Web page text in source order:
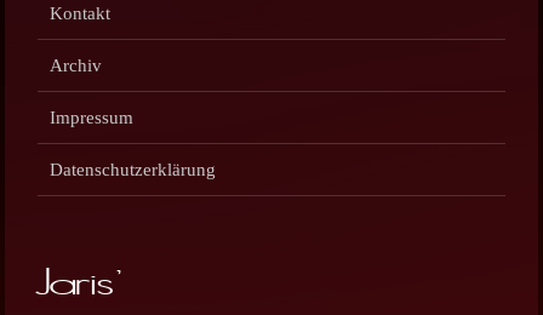
Kontakt
Archiv
Impressum
Datenschutzerklärung
Jaris'